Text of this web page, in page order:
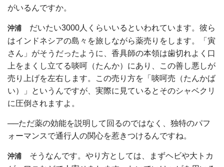
がいるんですか。
沖浦 だいたい3000人くらいいるといわれています。彼ら
はインドネシアの島々を旅しながら薬売りをします。「寅
さん」がそうだったように、香具師の本領は歯切れよく口
上をまくし立てる啖呵（たんか）にあり、この善し悪しが
売り上げを左右します。この売り方を「啖呵売（たんかば
い）」というんですが、実際に見ているとそのシャベクリ
に圧倒されますよ。
──ただ薬の効能を説明して回るのではなく、独特のパフ
ォーマンスで通行人の関心を惹きつけるんですね。
沖浦 そうなんです。やり方としては、まずヘビや大トカ